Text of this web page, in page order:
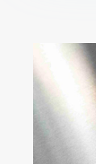
430
Δείτε